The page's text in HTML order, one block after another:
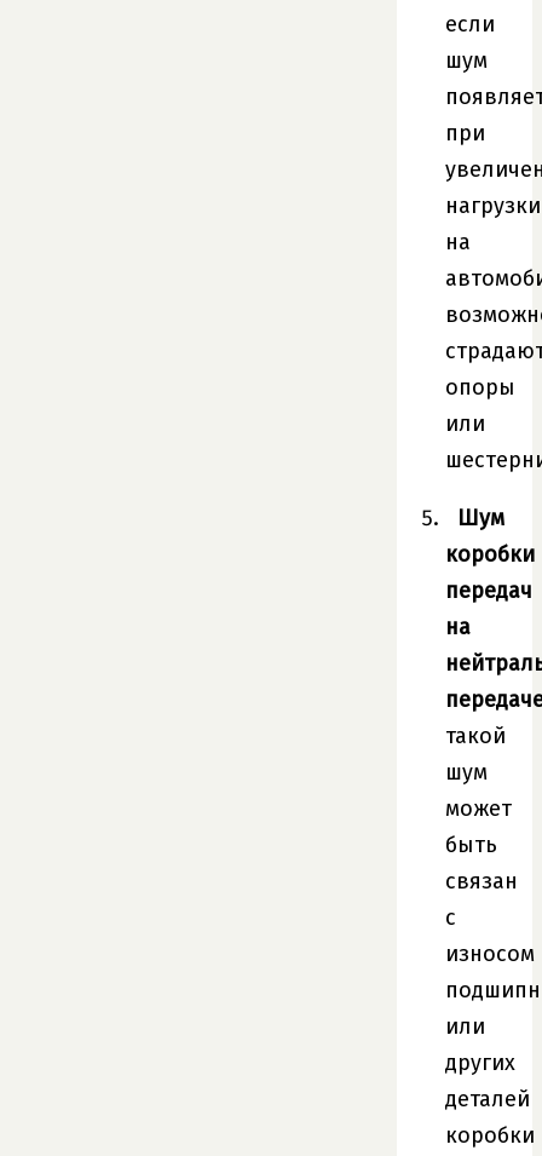
если
шум
при
нагрузки
на
опоры
или
Шум
коробки
передач
на
такой
шум
может
быть
связан
с
износом
или
других
деталей
коробки